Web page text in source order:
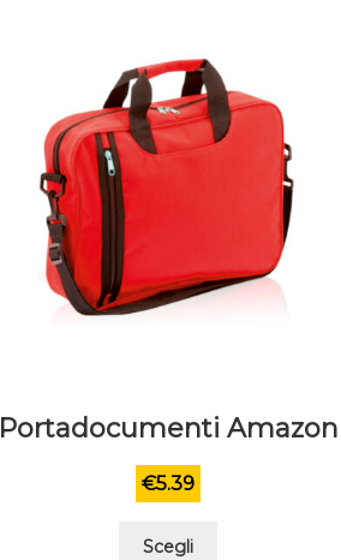
Portadocumenti Amazon
€5.39
Scegli